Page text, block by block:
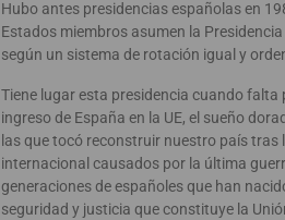
Hubo antes presidencias españolas en
Estados miembros asumen la
según un sistema de rotación igual y
Tiene lugar esta presidencia cuando
ingreso de España en la UE, el sueño
las que tocó reconstruir nuestro país
internacional causados por la última
generaciones de españoles que han
seguridad y justicia que constituye la